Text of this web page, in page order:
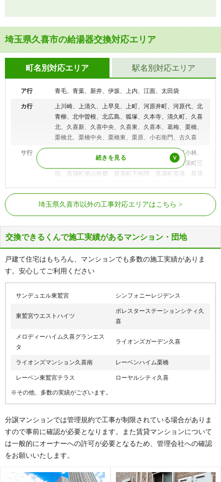
埼玉県久喜市の給湯器交換対応エリア
町名別対応エリア
ア行 青毛、青葉、新井、伊坂、上内、江面、太田袋
カ行
上川崎、上清久、上早見、上町、河原井町、河原代、北
青柳、北中曽根、北広島、狐塚、久本寺、清久町、久喜
北、久喜新、久喜中央、久喜東、久喜本、葛梅、栗橋、
栗橋北、栗橋中央、栗橋東、栗原、小右衛門、古久喜
サ行
栄、桜田、佐間、島川、下清久、下早見、菖蒲町小林、
菖蒲町上大崎、菖蒲町上栢間、菖蒲町河原井、菖蒲町三
箇、菖蒲町柴山枝郷、菖蒲町下栢間、菖蒲町菖蒲、菖蒲
ナ行 中里、中妻、西、西大輪、野久喜
ヤ行 除堀、吉羽
ラ行 六万部
駅名別対応エリア
東武日光線 南栗橋駅、栗橋駅
JR宇都宮線 久喜駅、東鷲宮駅、栗橋駅
埼玉県久喜市以外の工事対応エリアはこちら
交換できるくんで施工実績があるマンション・団地
戸建て住宅はもちろん、マンションでも多数の施工実績がありま
す。安心してご利用ください
サンデュエル東鷲宮 シンフォニーレジデンス
東鷲宮ウエストハイツ
ポレスターステーションシティ久
喜
メロディーハイム久喜グランエス
タ
ライオンズガーデン久喜
ライオンズマンション久喜南 レーベンハイム栗橋
レーベン東鷲宮テラス ローヤルシティ久喜
※その他、多数の実績がございます。
分譲マンションでは管理規約で工事が制限されている場合がありま
すので事前に確認が必要となります。また賃貸マンションについて
は一般的にオーナーへの許可が必要となるため、管理会社への確認
をお願いいたします。